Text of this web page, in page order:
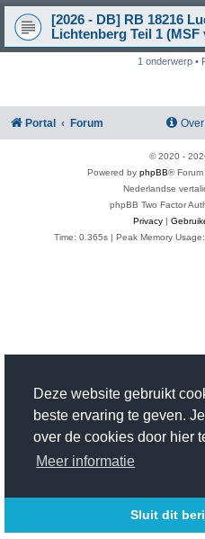
Deze website gebruikt
beste ervaring te geven.
over de cookies door hier
Meer informatie
Sluit dit
[2026 - DB] RB 18216
Lichtenberg Teil 1 (MSF
1 onderwerp •
Portal Forum
© 2020 -
Powered by phpBB®
Nederlandse
phpBB Two Factor
Privacy |
Time: 0.365s | Peak Memory